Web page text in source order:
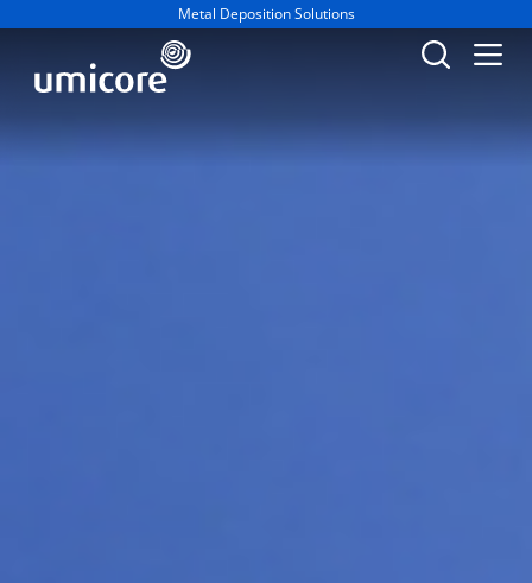
Geschäftsbereich / Abteilung:
Metal Deposition Solutions